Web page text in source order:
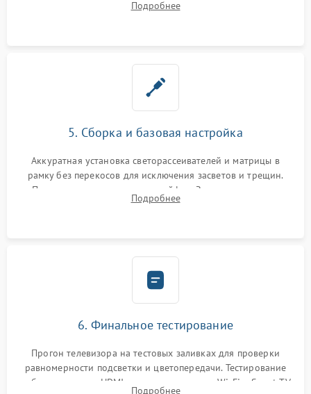
прошивка микросхем памяти EEPROM
Подробнее
5. Сборка и базовая настройка
Аккуратная установка светорассеивателей и матрицы в
рамку без перекосов для исключения засветов и трещин.
Подключение внутренних шлейфов. Закрытие корпуса.
Сброс настроек и обновление программного обеспечения.
Подробнее
6. Финальное тестирование
Прогон телевизора на тестовых заливках для проверки
равномерности подсветки и цветопередачи. Тестирование
работы разъемов HDMI, динамиков, модуля Wi-Fi и Smart TV
Подробнее